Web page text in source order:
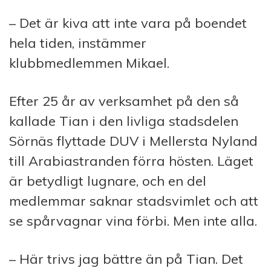
– Det är kiva att inte vara på boendet
hela tiden, instämmer
klubbmedlemmen Mikael.
Efter 25 år av verksamhet på den så
kallade Tian i den livliga stadsdelen
Sörnäs flyttade DUV i Mellersta Nyland
till Arabia­stranden förra hösten. Läget
är betydligt lugnare, och en del
medlemmar saknar stadsvimlet och att
se spårvagnar vina förbi. Men inte alla.
– Här trivs jag bättre än på Tian. Det